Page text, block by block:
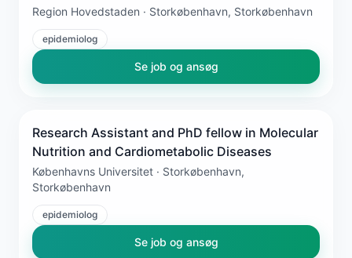
Region Hovedstaden · Storkøbenhavn, Storkøbenhavn
epidemiolog
Se job og ansøg
Research Assistant and PhD fellow in Molecular
Nutrition and Cardiometabolic Diseases
Københavns Universitet · Storkøbenhavn,
Storkøbenhavn
epidemiolog
Se job og ansøg